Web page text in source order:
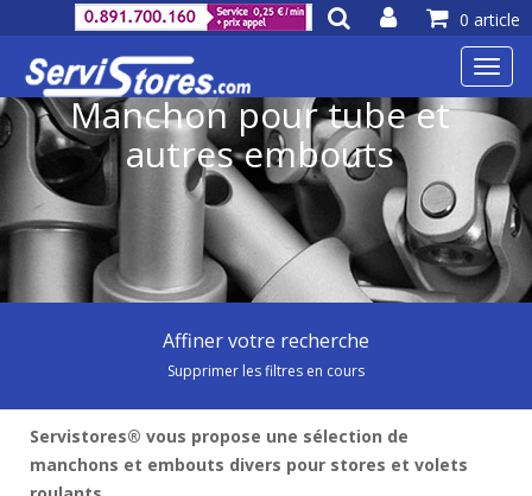
0 article
Manchon pour tube et
autres embouts
Affiner votre recherche
Supprimer les filtres en cours
Servistores® vous propose une sélection de
manchons et embouts divers pour stores et volets